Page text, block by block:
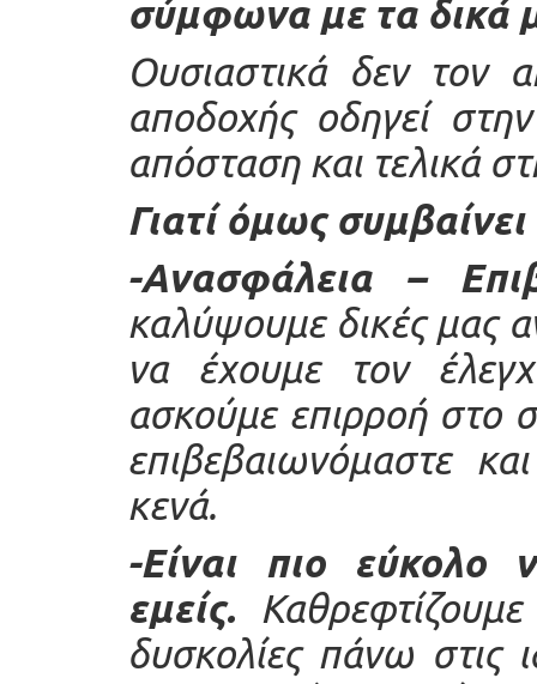
σύμφωνα με τα δικά
Ουσιαστικά δεν τον
αποδοχής οδηγεί
απόσταση και τελικά
Γιατί όμως
-Ανασφάλεια –
καλύψουμε δικές μας
να έχουμε τον
ασκούμε επιρροή στο
επιβεβαιωνόμαστε
κενά.
-Είναι πιο εύκολο
εμείς.
δυσκολίες πάνω στις